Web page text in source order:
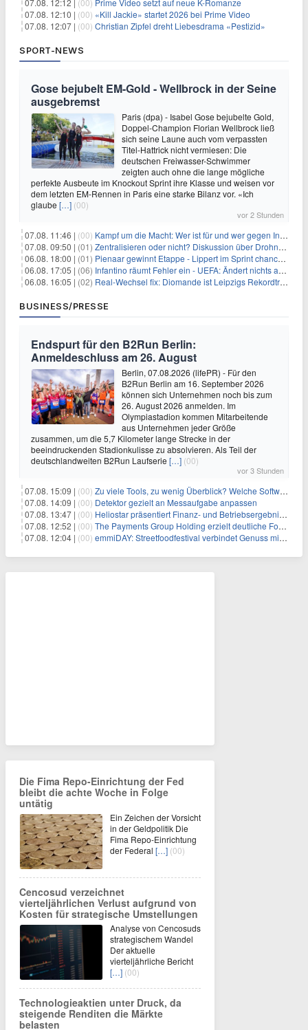
07.08. 12:12 | (00) Prime Video setzt auf neue K-Romanze
07.08. 12:10 | (00) «Kill Jackie» startet 2026 bei Prime Video
07.08. 12:07 | (00) Christian Zipfel dreht Liebesdrama «Pestizid»
SPORT-NEWS
Gose bejubelt EM-Gold - Wellbrock in der Seine
ausgebremst
Paris (dpa) - Isabel Gose bejubelte Gold,
Doppel-Champion Florian Wellbrock ließ
sich seine Laune auch vom verpassten
Titel-Hattrick nicht vermiesen: Die
deutschen Freiwasser-Schwimmer
zeigten auch ohne die lange mögliche
perfekte Ausbeute im Knockout Sprint ihre Klasse und weisen vor
dem letzten EM-Rennen in Paris eine starke Bilanz vor. «Ich
glaube […] (00)
vor 2 Stunden
07.08. 11:46 | (00) Kampf um die Macht: Wer ist für und wer gegen Infantino?
07.08. 09:50 | (01) Zentralisieren oder nicht? Diskussion über Drohnenabwehr
06.08. 18:00 | (01) Pienaar gewinnt Etappe - Lippert im Sprint chancenlos
06.08. 17:05 | (06) Infantino räumt Fehler ein - UEFA: Ändert nichts an Boykott
06.08. 16:05 | (02) Real-Wechsel fix: Diomande ist Leipzigs Rekordtransfer
BUSINESS/PRESSE
Endspurt für den B2Run Berlin:
Anmeldeschluss am 26. August
Berlin, 07.08.2026 (lifePR) - Für den
B2Run Berlin am 16. September 2026
können sich Unternehmen noch bis zum
26. August 2026 anmelden. Im
Olympiastadion kommen Mitarbeitende
aus Unternehmen jeder Größe
zusammen, um die 5,7 Kilometer lange Strecke in der
beeindruckenden Stadionkulisse zu absolvieren. Als Teil der
deutschlandweiten B2Run Laufserie […] (00)
vor 3 Stunden
07.08. 15:09 | (00) Zu viele Tools, zu wenig Überblick? Welche Software IT-Dienstleister wirklich brauchen
07.08. 14:09 | (00) Detektor gezielt an Messaufgabe anpassen
07.08. 13:47 | (00) Heliostar präsentiert Finanz- und Betriebsergebnis für das zweite Quartal 2026 mit Goldproduktion und Barreserven in Rekordhöhe
07.08. 12:52 | (00) The Payments Group Holding erzielt deutliche Fortschritte bei ihren AI-Projekten
07.08. 12:04 | (00) emmiDAY: Streetfoodfestival verbindet Genuss mit Engagement gegen Brustkrebs
Die Fima Repo-Einrichtung der Fed
bleibt die achte Woche in Folge
untätig
Ein Zeichen der Vorsicht
in der Geldpolitik Die
Fima Repo-Einrichtung
der Federal […] (00)
Cencosud verzeichnet
vierteljährlichen Verlust aufgrund von
Kosten für strategische Umstellungen
Analyse von Cencosuds
strategischem Wandel
Der aktuelle
vierteljährliche Bericht
[…] (00)
Technologieaktien unter Druck, da
steigende Renditen die Märkte
belasten